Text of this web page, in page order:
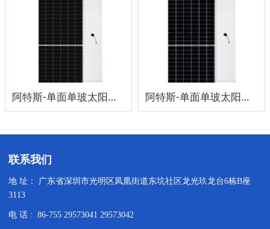
阿特斯-单面单玻太阳能板530-555W 阿特斯-单面单玻太阳能板645-675W
联系我们
地 址： 广东省深圳市光明区凤凰街道东坑社区龙光玖龙台6栋B座
3113
电 话 : 86-755 29573041 29573042